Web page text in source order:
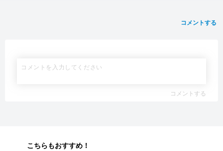
コメントする
コメントする
こちらもおすすめ！